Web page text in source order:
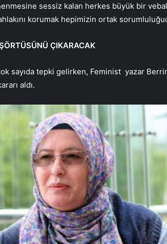
sessiz kalan herkes büyük bir vebal
korumak hepimizin ortak
ÇIKARACAK
sayıda tepki gelirken, Feminist yazar
aldı.